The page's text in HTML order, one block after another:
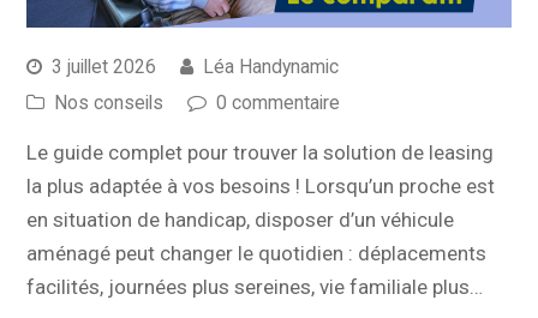
3 juillet 2026
Léa Handynamic
Nos conseils
0 commentaire
Le guide complet pour trouver la solution de leasing
la plus adaptée à vos besoins ! Lorsqu’un proche est
en situation de handicap, disposer d’un véhicule
aménagé peut changer le quotidien : déplacements
facilités, journées plus sereines, vie familiale plus…